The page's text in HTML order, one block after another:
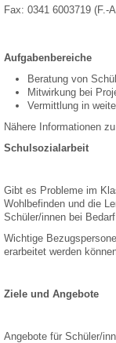
Fax: 0341 6003719 (F.-
Aufgabenbereiche
Beratung von
Mitwirkung bei
Vermittlung in
Nähere Informationen
Schulsozialarbeit
Gibt es Probleme im
Wohlbefinden und die
Schüler/innen bei
Wichtige
erarbeitet werden
Ziele und Angebote
Angebote für Schüler/